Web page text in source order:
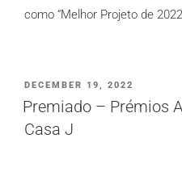
como “Melhor Projeto de
PUBLICADO
EM
DECEMBER 19, 2022
Premiado – Prémios
Casa J